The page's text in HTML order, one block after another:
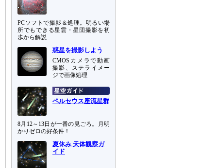
PCソフトで撮影＆処理。明るい場
所でもできる星雲・星団撮影を初
歩から解説
惑星を撮影しよう
CMOSカメラで動画
撮影、ステライメー
ジで画像処理
ペルセウス座流星群
8月12～13日が一番の見ごろ。月明
かりゼロの好条件！
夏休み 天体観察ガ
イド